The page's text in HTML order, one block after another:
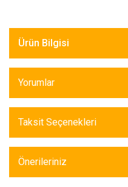
Ürün Bilgisi
Yorumlar
Taksit Seçenekleri
Önerileriniz